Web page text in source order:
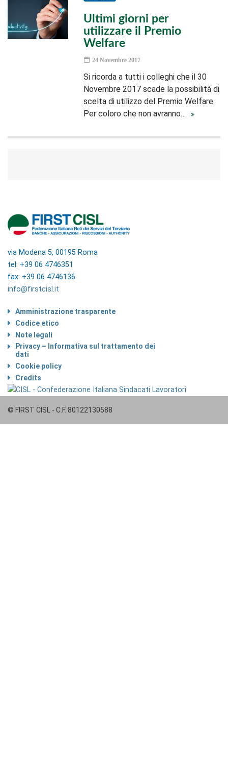
Ultimi giorni per
utilizzare il Premio
Welfare
24 Novembre 2017
Si ricorda a tutti i colleghi che il 30
Novembre 2017 scade la possibilità di
scelta di utilizzo del Premio Welfare.
Per coloro che non avranno…
via Modena 5, 00195 Roma
tel: +39 06 4746351
fax: +39 06 4746136
info@firstcisl.it
Amministrazione trasparente
Codice etico
Note legali
Privacy – Informativa sul trattamento dei
dati
Cookie policy
Credits
© FIRST CISL - C.F. 80122130588